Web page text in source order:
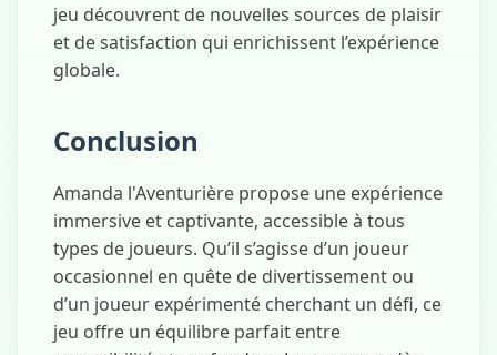
jeu découvrent de nouvelles sources de plaisir
et de satisfaction qui enrichissent l’expérience
globale.
Conclusion
Amanda l'Aventurière propose une expérience
immersive et captivante, accessible à tous
types de joueurs. Qu’il s’agisse d’un joueur
occasionnel en quête de divertissement ou
d’un joueur expérimenté cherchant un défi, ce
jeu offre un équilibre parfait entre